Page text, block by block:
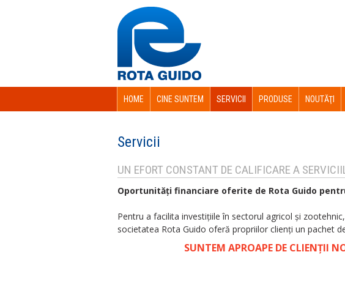
HOME CINE SUNTEM SERVICII PRODUSE NOUTĂŢI
Servicii
UN EFORT CONSTANT DE CALIFICARE A
Oportunităţi financiare oferite de Rota Guido
Pentru a facilita investiţiile în sectorul agricol şi
societatea Rota Guido oferă propriilor clienţi un pachet
SUNTEM APROAPE DE CLIENŢII